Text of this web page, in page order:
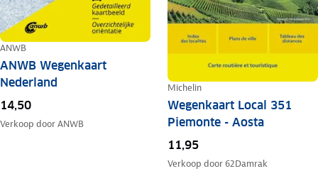
ANWB
ANWB Wegenkaart
Nederland
14,50
Verkoop doorANWB
Michelin
Wegenkaart Local 351
Piemonte - Aosta
11,95
Verkoop door 62Damrak